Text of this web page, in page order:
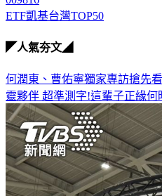
ETF凱基台灣TOP50
◤人氣夯文◢
何潤東、曹佑寧獨家專訪搶先看
靈夥伴 超準測字!這輩子正緣何